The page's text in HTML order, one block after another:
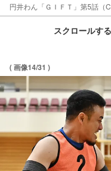
円井わん「ＧＩＦＴ」第5話（
スクロールす
( 画像14/31 )